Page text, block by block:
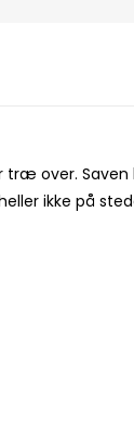
over.
ikke på